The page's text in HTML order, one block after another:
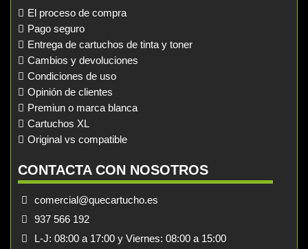
El proceso de compra
Pago seguro
Entrega de cartuchos de tinta y toner
Cambios y devoluciones
Condiciones de uso
Opinión de clientes
Premiun o marca blanca
Cartuchos XL
Original vs compatible
CONTACTA CON NOSOTROS
comercial@quecartucho.es
937 566 192
L-J: 08:00 a 17:00 y Viernes: 08:00 a 15:00